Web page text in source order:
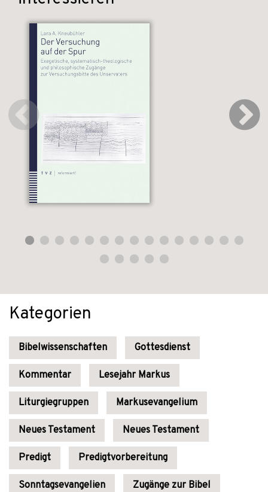
Kategorien
Bibelwissenschaften Gottesdienst
Kommentar Lesejahr Markus
Liturgiegruppen Markusevangelium
Neues Testament Neues Testament
Predigt Predigtvorbereitung
Sonntagsevangelien Zugänge zur Bibel